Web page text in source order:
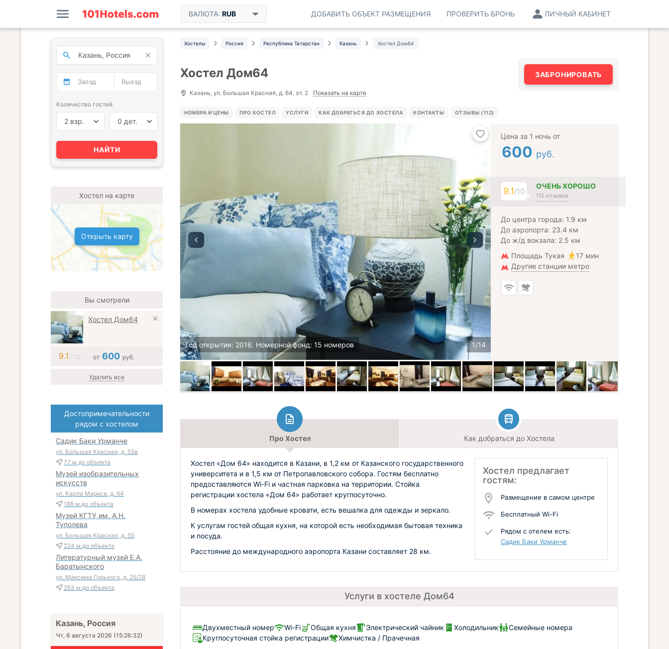
ВАЛЮТА: RUB ЛИЧНЫЙ КАБИНЕТ
ПРОВЕРИТЬ БРОНЬ
ДОБАВИТЬ ОБЪЕКТ РАЗМЕЩЕНИЯ
Хостелы Россия Республика Татарстан Казань Хостел Дом64
Хостел Дом64
Казань, ул. Большая Красная, д. 64, эт. 2 Показать на карте
ЗАБРОНИРОВАТЬ
НОМЕРА И ЦЕНЫ ПРО ХОСТЕЛ УСЛУГИ КАК ДОБРАТЬСЯ ДО ХОСТЕЛА КОНТАКТЫ ОТЗЫВЫ (112)
Год открытия: 2016. Номерной фонд: 15 номеров
Цена за 1 ночь от
600 руб.
9.1/10
ОЧЕНЬ ХОРОШО
112 отзывов
До центра города: 1.9 км
До аэропорта: 23.4 км
До ж/д вокзала: 2.5 км
Площадь Тукая
17 мин
Другие станции метро
Про Хостел Как добраться до Хостела
Хостел предлагает
гостям:
Размещение в самом центре
Бесплатный Wi-Fi
Рядом с отелем есть:
Садик Баки Урманче
Хостел «Дом 64» находится в Казани, в 1,2 км от Казанского государственного
университета и в 1,5 км от Петропавловского собора. Гостям бесплатно
предоставляются Wi-Fi и частная парковка на территории. Стойка
регистрации хостела «Дом 64» работает круглосуточно.
В номерах хостела удобные кровати, есть вешалка для одежды и зеркало.
К услугам гостей общая кухня, на которой есть необходимая бытовая техника
и посуда.
Расстояние до международного аэропорта Казани составляет 28 км.
Услуги в хостеле Дом64
Двухместный номер Wi-Fi Общая кухня Электрический чайник Холодильник
Семейные номера
Круглосуточная стойка регистрации
Химчистка / Прачечная
Количество гостей
2 взр. 0 дет.
НАЙТИ
Хостел на карте
Открыть карту
Вы смотрели
Хостел Дом64
9.1 / 10 от 600 руб.
Удалить все
Достопримечательности
рядом с хостелом
Садик Баки Урманче
ул. Большая Красная, д. 55в
77 м до объекта
Музей изобразительных
искусств
ул. Карла Маркса, д. 64
188 м до объекта
Музей КГТУ им. А.Н.
Туполева
ул. Большая Красная, д. 55
224 м до объекта
Литературный музей Е.А.
Баратынского
ул. Максима Горького, д. 25/28
263 м до объекта
Казань, Россия
Чт, 6 августа 2026 (15:26:33)